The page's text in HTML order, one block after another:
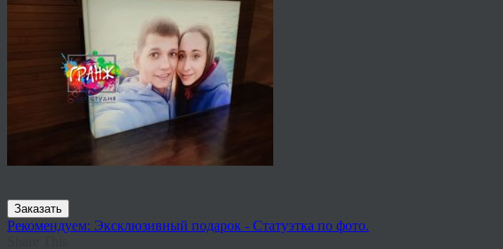
Заказать
Рекомендуем: Эксклюзивный подарок - Статуэтка по фото.